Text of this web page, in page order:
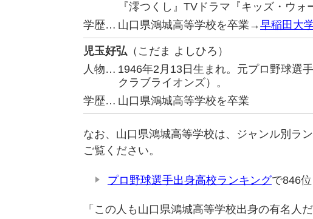
『澪つくし』TVドラマ『キッズ・ウォ
学歴… 山口県鴻城高等学校を卒業→早稲田大
児玉好弘 （こだま よしひろ）
人物… 1946年2月13日生まれ。元プロ野球
クラブライオンズ）。
学歴… 山口県鴻城高等学校を卒業
なお、山口県鴻城高等学校は、ジャンル別ラ
ご覧ください。
プロ野球選手出身高校ランキングで846位
「この人も山口県鴻城高等学校出身の有名人